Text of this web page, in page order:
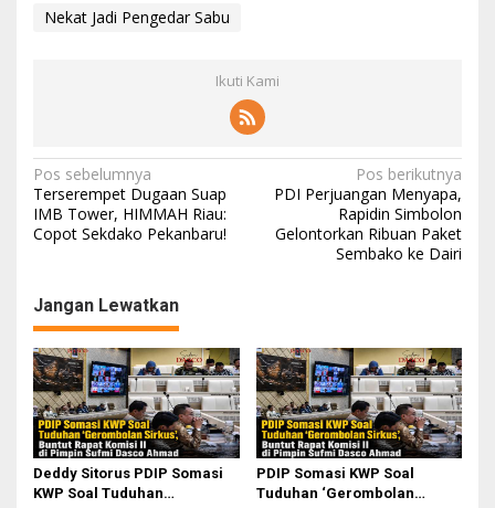
Nekat Jadi Pengedar Sabu
Ikuti Kami
N
a
v
g
a
s
i
p
o
s
Pos sebelumnya
Terserempet Dugaan Suap
IMB Tower, HIMMAH Riau:
Copot Sekdako Pekanbaru!
Pos berikutnya
PDI Perjuangan Menyapa,
Rapidin Simbolon
Gelontorkan Ribuan Paket
Sembako ke Dairi
Jangan Lewatkan
Deddy Sitorus PDIP Somasi
KWP Soal Tuduhan
PDIP Somasi KWP Soal
Tuduhan ‘Gerombolan